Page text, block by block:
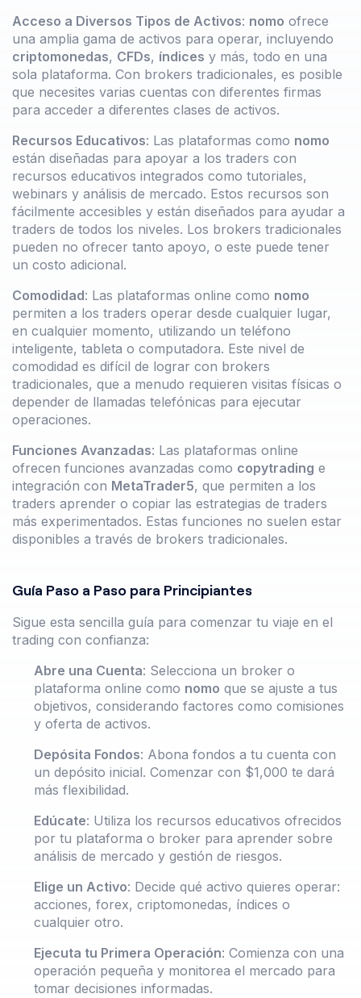
Acceso a Diversos Tipos de Activos: nomo ofrece
una amplia gama de activos para operar, incluyendo
criptomonedas, CFDs, índices y más, todo en una
sola plataforma. Con brokers tradicionales, es posible
que necesites varias cuentas con diferentes firmas
para acceder a diferentes clases de activos.
Recursos Educativos: Las plataformas como nomo
están diseñadas para apoyar a los traders con
recursos educativos integrados como tutoriales,
webinars y análisis de mercado. Estos recursos son
fácilmente accesibles y están diseñados para ayudar a
traders de todos los niveles. Los brokers tradicionales
pueden no ofrecer tanto apoyo, o este puede tener
un costo adicional.
Comodidad: Las plataformas online como nomo
permiten a los traders operar desde cualquier lugar,
en cualquier momento, utilizando un teléfono
inteligente, tableta o computadora. Este nivel de
comodidad es difícil de lograr con brokers
tradicionales, que a menudo requieren visitas físicas o
depender de llamadas telefónicas para ejecutar
operaciones.
Funciones Avanzadas: Las plataformas online
ofrecen funciones avanzadas como copytrading e
integración con MetaTrader5, que permiten a los
traders aprender o copiar las estrategias de traders
más experimentados. Estas funciones no suelen estar
disponibles a través de brokers tradicionales.
Guía Paso a Paso para Principiantes
Sigue esta sencilla guía para comenzar tu viaje en el
trading con confianza:
Abre una Cuenta: Selecciona un broker o
plataforma online como nomo que se ajuste a tus
objetivos, considerando factores como comisiones
y oferta de activos.
Depósita Fondos: Abona fondos a tu cuenta con
un depósito inicial. Comenzar con $1,000 te dará
más flexibilidad.
Edúcate: Utiliza los recursos educativos ofrecidos
por tu plataforma o broker para aprender sobre
análisis de mercado y gestión de riesgos.
Elige un Activo: Decide qué activo quieres operar:
acciones, forex, criptomonedas, índices o
cualquier otro.
Ejecuta tu Primera Operación: Comienza con una
operación pequeña y monitorea el mercado para
tomar decisiones informadas.